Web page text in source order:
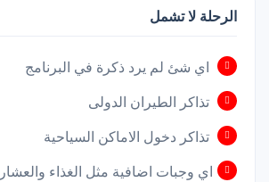
الرحلة لا تشمل
اي شئ لم يرد ذكرة في البرنامج
تذاكر الطيران الدولى
تذاكر دخول الاماكن السياحية
اي وجبات اضافية مثل الغذاء والعشار